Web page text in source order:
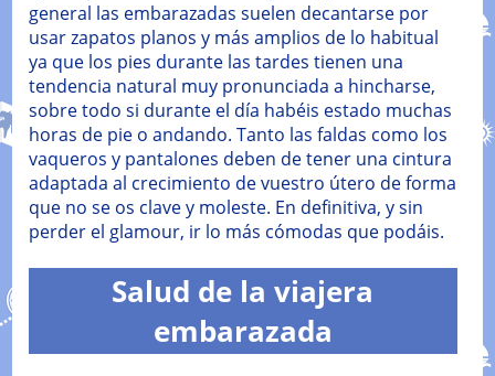
general las embarazadas suelen decantarse por
usar zapatos planos y más amplios de lo habitual
ya que los pies durante las tardes tienen una
tendencia natural muy pronunciada a hincharse,
sobre todo si durante el día habéis estado muchas
horas de pie o andando. Tanto las faldas como los
vaqueros y pantalones deben de tener una cintura
adaptada al crecimiento de vuestro útero de forma
que no se os clave y moleste. En definitiva, y sin
perder el glamour, ir lo más cómodas que podáis.
Salud de la viajera
embarazada